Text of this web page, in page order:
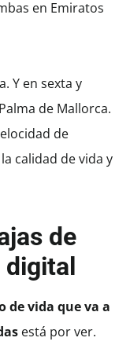
en Emiratos
Y en sexta y
de Mallorca.
de
calidad de vida y
de
digital
de vida que va a
está por ver.